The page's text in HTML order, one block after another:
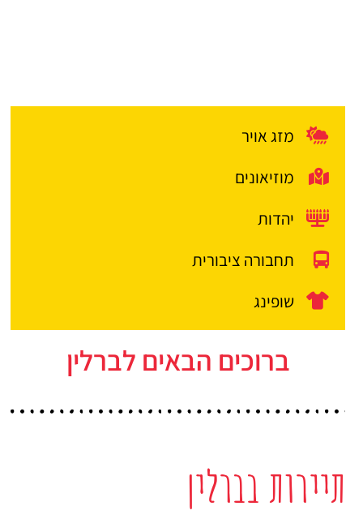
מזג אויר
מוזיאונים
יהדות
תחבורה ציבורית
שופינג
ברוכים הבאים לברלין
תיירות בברלין